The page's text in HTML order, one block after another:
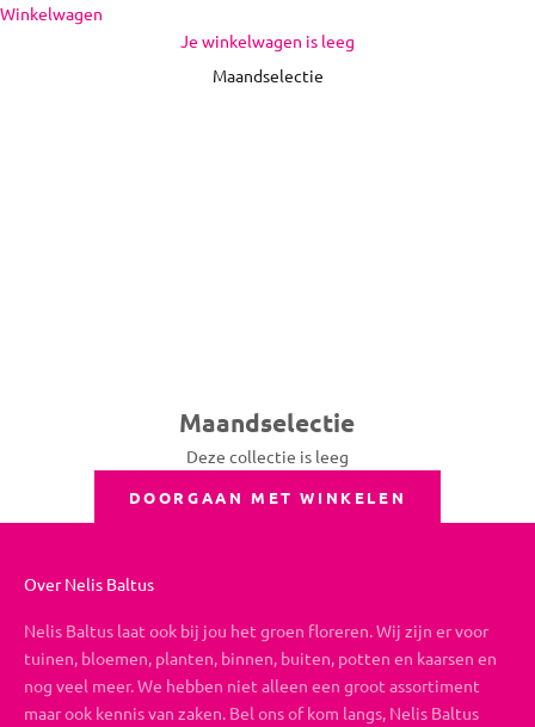
Naar inhoud
Winkelwagen
Je winkelwagen is leeg
Maandselectie
Maandselectie
Maandselectie
Deze collectie is leeg
DOORGAAN MET WINKELEN
Over Nelis Baltus
Nelis Baltus laat ook bij jou het groen floreren. Wij zijn er voor
tuinen, bloemen, planten, binnen, buiten, potten en kaarsen en
nog veel meer. We hebben niet alleen een groot assortiment
maar ook kennis van zaken. Bel ons of kom langs, Nelis Baltus